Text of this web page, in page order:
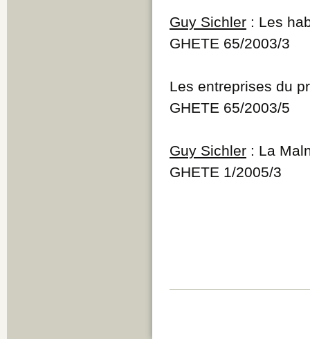
Guy Sichler : Les
GHETE 65/2003/3
Les entreprises du
GHETE 65/2003/5
Guy Sichler : La
GHETE 1/2005/3